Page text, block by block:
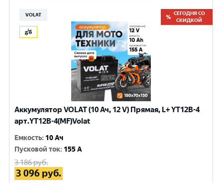
VOLAT
СЕГОДНЯ СО
СКИДКОЙ
Аккумулятор VOLAT (10 Ач, 12 V) Прямая, L+ YT12B-4
арт.YT12B-4(MF)Volat
Емкость: 10 Ач
Пусковой ток: 155 A
3 186руб.
3 096 руб.